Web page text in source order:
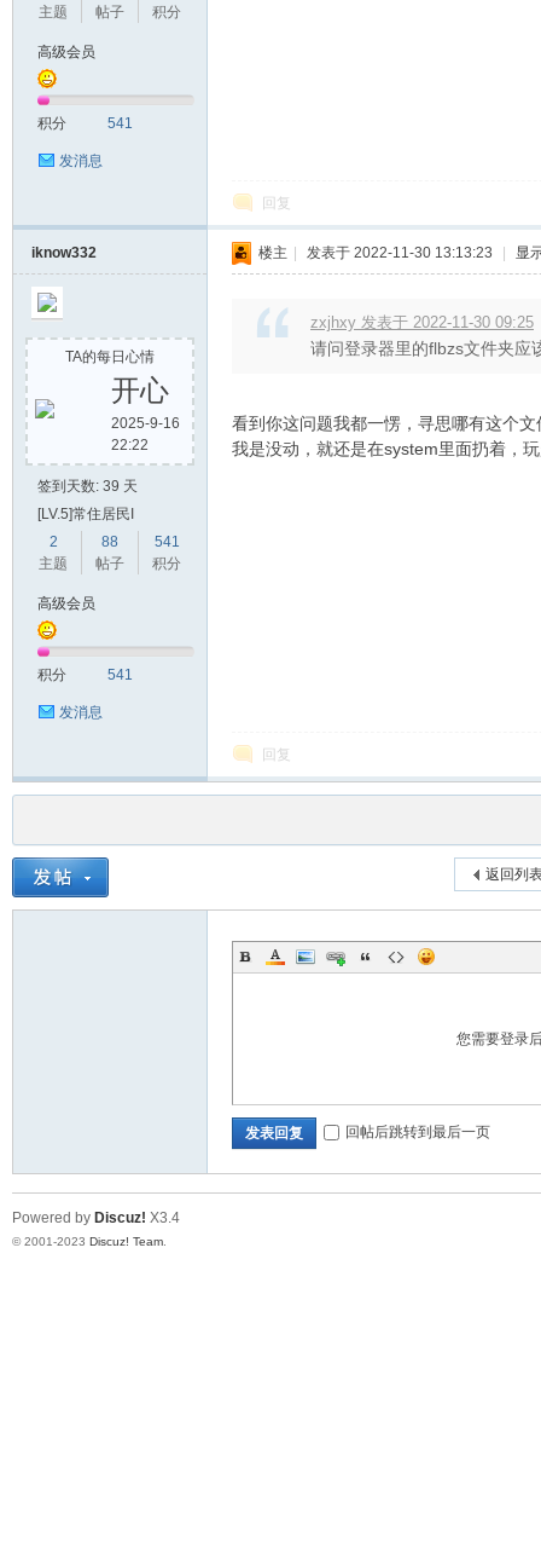
主题
帖子
积分
高级会员
积分 541
发消息
回复
iknow332
TA的每日心情
开心
2025-9-16
22:22
签到天数: 39 天
[LV.5]常住居民I
2
主题
88
帖子
541
积分
高级会员
积分 541
发消息
楼主 发表于 2022-11-30 13:13:23 显
zxjhxy 发表于 2022-11-30 09:25
请问登录器里的flbzs文件夹应
看到你这问题我都一愣，寻思哪有这个
我是没动，就还是在system里面扔着，
回复
返回列
您需要登录
发表回复 回帖后跳转到最后一页
Powered by Discuz! X3.4
© 2001-2023 Discuz! Team